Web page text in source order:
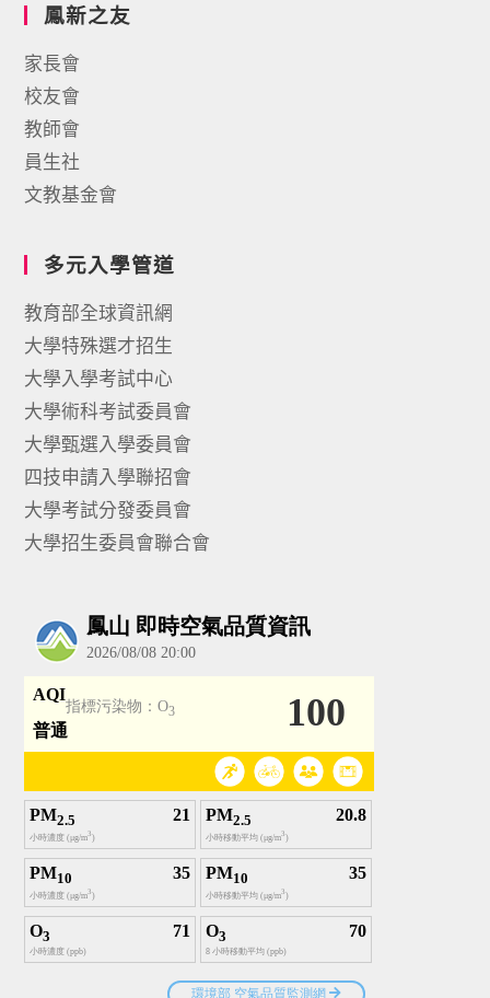
鳳新之友
家長會
校友會
教師會
員生社
文教基金會
多元入學管道
教育部全球資訊網
大學特殊選才招生
大學入學考試中心
大學術科考試委員會
大學甄選入學委員會
四技申請入學聯招會
大學考試分發委員會
大學招生委員會聯合會